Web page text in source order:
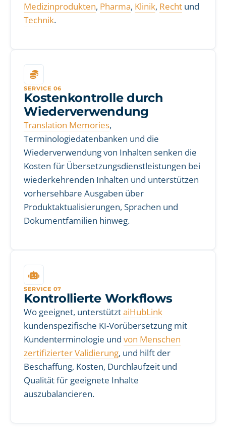
Medizinprodukten, Pharma, Klinik, Recht und
Technik.
SERVICE 06
Kostenkontrolle durch
Wiederverwendung
Translation Memories,
Terminologiedatenbanken und die
Wiederverwendung von Inhalten senken die
Kosten für Übersetzungsdienstleistungen bei
wiederkehrenden Inhalten und unterstützen
vorhersehbare Ausgaben über
Produktaktualisierungen, Sprachen und
Dokumentfamilien hinweg.
SERVICE 07
Kontrollierte Workflows
Wo geeignet, unterstütztaiHubLink
kundenspezifische KI-Vorübersetzung mit
Kundenterminologie und von Menschen
zertifizierter Validierung, und hilft der
Beschaffung, Kosten, Durchlaufzeit und
Qualität für geeignete Inhalte
auszubalancieren.